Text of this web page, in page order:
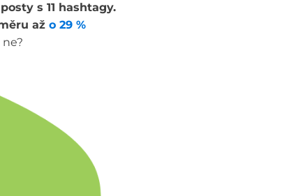
s 11 hashtagy.
až o 29 %